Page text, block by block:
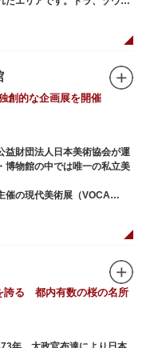
が住む海エリアでは、水浴
す。国指定重要文化財の
光明媚な「不忍池」のほとり
はじめ、アイアイや“動か
な種も見られます。
観察することを通じて、命
ラムが実施されています。
くつかあるフードショップで
モチーフにした可愛いフー
を取り扱うギフトショップ
創的な企画展を開催
益財団法人日本美術協会が運
博物館の中では唯一の私立美
催の現代美術展（VOCA
然を描く展）のほか、マン
の独創的な企画展を開催し
野の森美術館ギャラリー、
され、初心者から熟練者を
ラスや、週末に受講できる単
誇る 都内有数の桜の名所